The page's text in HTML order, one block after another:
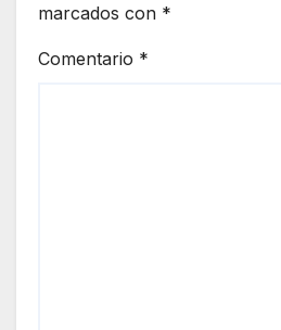
marcados con *
Comentario *